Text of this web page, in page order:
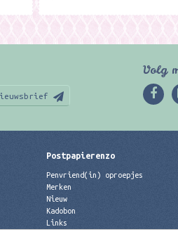
Volg
Postpapierenzo
Penvriend(in) oproepjes
Merken
Nieuw
Kadobon
Links